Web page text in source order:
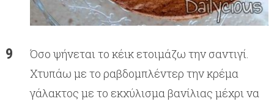
Όσο ψήνεται το κέικ ετοιμάζω την σαντιγί.
Χτυπάω με το ραβδομπλέντερ την κρέμα
γάλακτος με το εκχύλισμα βανίλιας μέχρι να